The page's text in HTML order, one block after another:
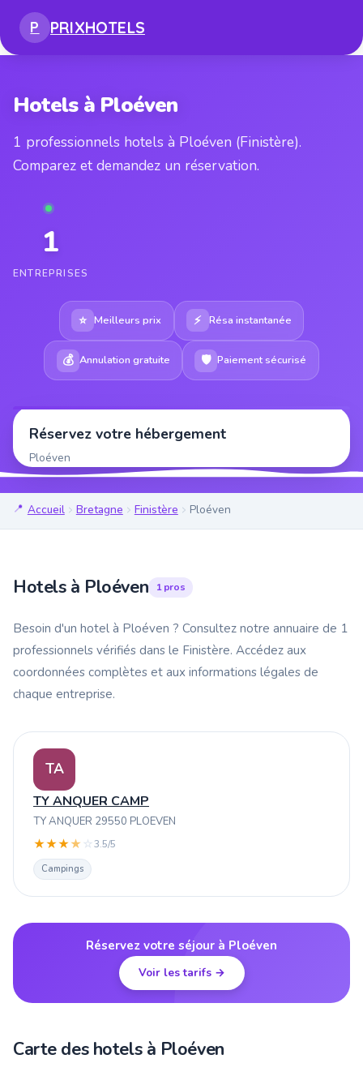
P PRIXHOTELS
Hotels à Ploéven
1 professionnels hotels à Ploéven (Finistère).
Comparez et demandez un réservation.
1
ENTREPRISES
⭐ Meilleurs prix ⚡ Résa instantanée
💰 Annulation gratuite 🛡 Paiement sécurisé
Réservez votre hébergement
Ploéven
Accueil Bretagne Finistère Ploéven
Hotels à Ploéven 1 pros
Besoin d'un hotel à Ploéven ? Consultez notre annuaire de 1
professionnels vérifiés dans le Finistère. Accédez aux
coordonnées complètes et aux informations légales de
chaque entreprise.
TA
TY ANQUER CAMP
TY ANQUER 29550 PLOEVEN
★★★★ ☆3.5/5
Campings
Réservez votre séjour à Ploéven
Voir les tarifs →
Carte des hotels à Ploéven